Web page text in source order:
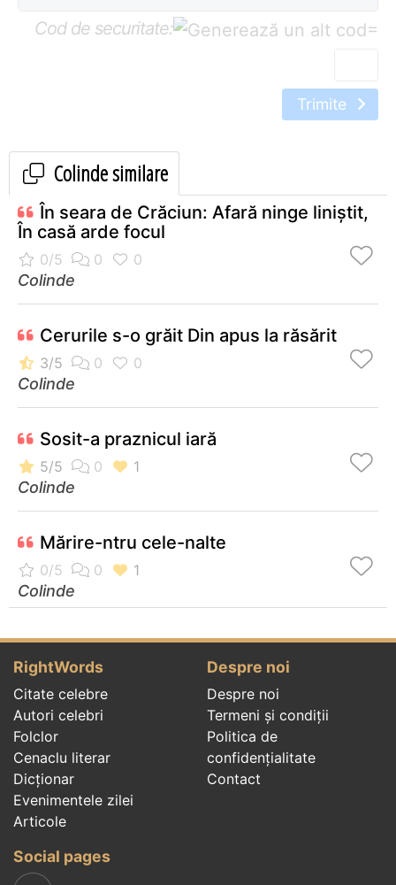
Cod de securitate: =
Trimite
Colinde similare
În seara de Crăciun: Afară ninge liniștit,
În casă arde focul
Colinde
Cerurile s-o grăit Din apus la răsărit
Colinde
Sosit-a praznicul iară
Colinde
Mărire-ntru cele-nalte
Colinde
RightWords
Citate celebre
Autori celebri
Folclor
Cenaclu literar
Dicționar
Evenimentele zilei
Articole
Despre noi
Despre noi
Termeni și condiții
Politica de
confidenţialitate
Contact
Social pages